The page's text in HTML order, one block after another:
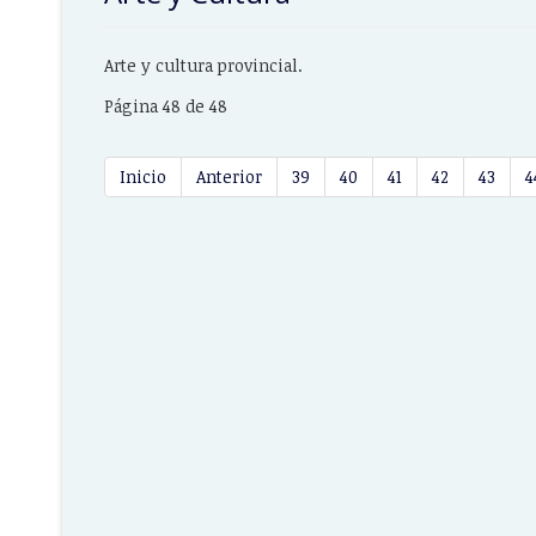
Arte y cultura provincial.
Página 48 de 48
Inicio Anterior 39 40 41 42 43